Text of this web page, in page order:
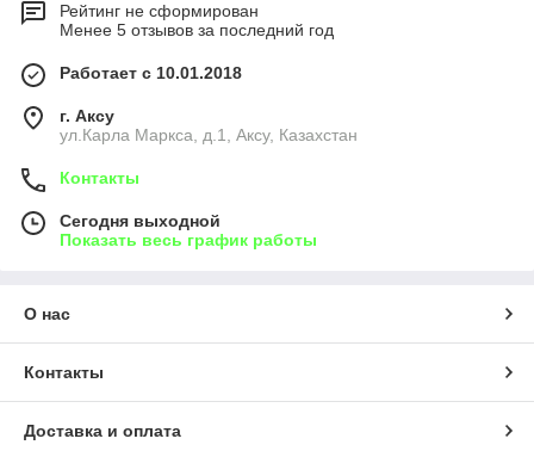
Рейтинг не сформирован
Менее 5 отзывов за последний год
Работает с 10.01.2018
г. Аксу
ул.Карла Маркса, д.1, Аксу, Казахстан
Контакты
Сегодня выходной
Показать весь график работы
О нас
Контакты
Доставка и оплата